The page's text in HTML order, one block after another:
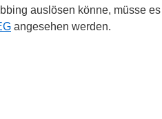
auslösen könne, müsse
angesehen werden.